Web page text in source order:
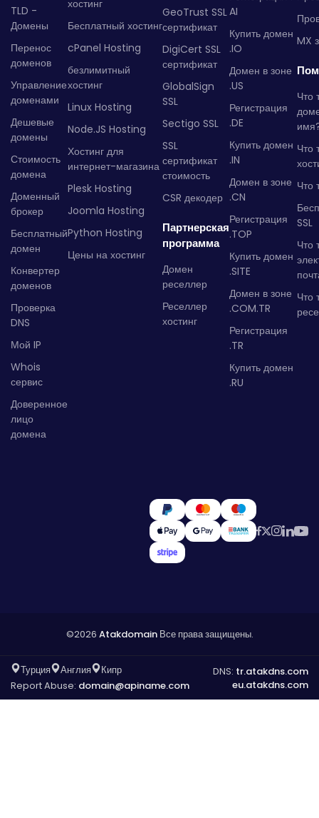
TLD -
Домены
Перенос
доменов
Управление
доменами
Дешевые
домены
Стоимость
домена
Доменный
брокер
Бесплатный
домен
Конвертер
доменов
Проверка
DNS
Мой IP
Whois
сервис
Доверенное
лицо
домена
хостинг
Бесплатный хостинг
cPanel Hosting
безлимитный
хостинг
Linux Hosting
Node.JS Hosting
Хостинг для
интернет-магазина
Plesk Hosting
Joomla Hosting
Python Hosting
Цены на хостинг
GeoTrust SSL
сертификат
DigiCert SSL
сертификат
GlobalSign
SSL
Sectigo SSL
SSL
сертификат
стоимость
CSR декодер
Партнерская
программа
Домен
реселлер
Реселлер
хостинг
AI
Купить домен
.IO
Домен в зоне
.US
Регистрация
.DE
Купить домен
.IN
Домен в зоне
.CN
Регистрация
.TOP
Купить домен
.SITE
Домен в зоне
.COM.TR
Регистрация
.TR
Купить домен
.RU
MX
Что
Что
Что
SSL
Что
Что
©2026 AtakdomainВсе права защищены.
Турция Англия
Кипр
Report Abuse: domain@apiname.com
DNS: tr.atakdns.com
eu.atakdns.com